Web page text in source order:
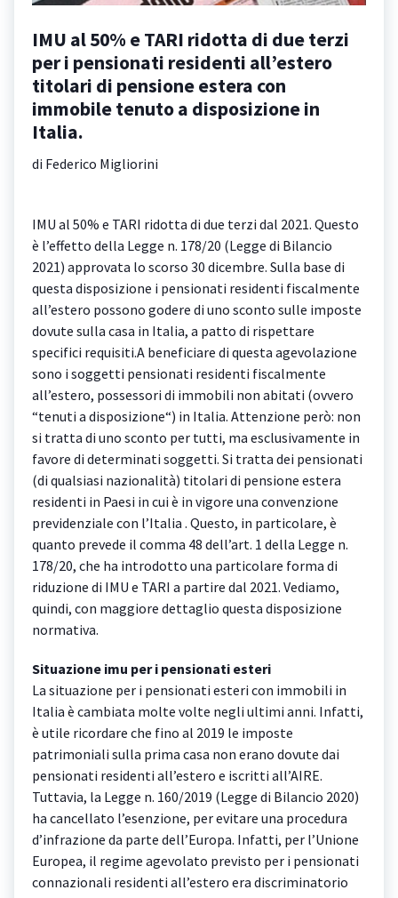
IMU al 50% e TARI ridotta di due terzi
per i pensionati residenti all’estero
titolari di pensione estera con
immobile tenuto a disposizione in
Italia.
di Federico Migliorini
IMU al 50% e TARI ridotta di due terzi dal 2021. Questo
è l’effetto della Legge n. 178/20 (Legge di Bilancio
2021) approvata lo scorso 30 dicembre. Sulla base di
questa disposizione i pensionati residenti fiscalmente
all’estero possono godere di uno sconto sulle imposte
dovute sulla casa in Italia, a patto di rispettare
specifici requisiti.A beneficiare di questa agevolazione
sono i soggetti pensionati residenti fiscalmente
all’estero, possessori di immobili non abitati (ovvero
“tenuti a disposizione“) in Italia. Attenzione però: non
si tratta di uno sconto per tutti, ma esclusivamente in
favore di determinati soggetti. Si tratta dei pensionati
(di qualsiasi nazionalità) titolari di pensione estera
residenti in Paesi in cui è in vigore una convenzione
previdenziale con l’Italia . Questo, in particolare, è
quanto prevede il comma 48 dell’art. 1 della Legge n.
178/20, che ha introdotto una particolare forma di
riduzione di IMU e TARI a partire dal 2021. Vediamo,
quindi, con maggiore dettaglio questa disposizione
normativa.
Situazione imu per i pensionati esteri
La situazione per i pensionati esteri con immobili in
Italia è cambiata molte volte negli ultimi anni. Infatti,
è utile ricordare che fino al 2019 le imposte
patrimoniali sulla prima casa non erano dovute dai
pensionati residenti all’estero e iscritti all’AIRE.
Tuttavia, la Legge n. 160/2019 (Legge di Bilancio 2020)
ha cancellato l’esenzione, per evitare una procedura
d’infrazione da parte dell’Europa. Infatti, per l’Unione
Europea, il regime agevolato previsto per i pensionati
connazionali residenti all’estero era discriminatorio